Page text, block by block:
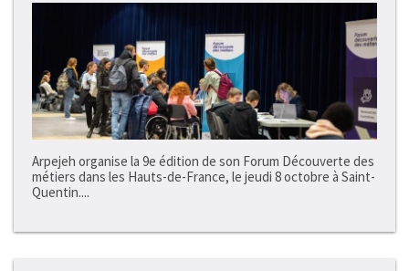
Arpejeh organise la 9e édition de son Forum Découverte des
métiers dans les Hauts-de-France, le jeudi 8 octobre à Saint-
Quentin....